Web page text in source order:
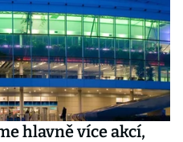
hlavně více akcí,